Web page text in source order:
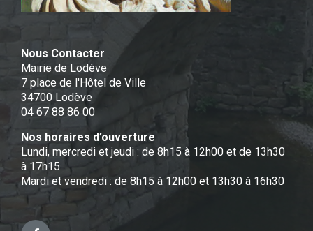
Nous Contacter
Mairie de Lodève
7 place de l'Hôtel de Ville
34700 Lodève
04 67 88 86 00
Nos horaires d’ouverture
Lundi, mercredi et jeudi : de 8h15 à 12h00 et de 13h30
à 17h15
Mardi et vendredi : de 8h15 à 12h00 et 13h30 à 16h30